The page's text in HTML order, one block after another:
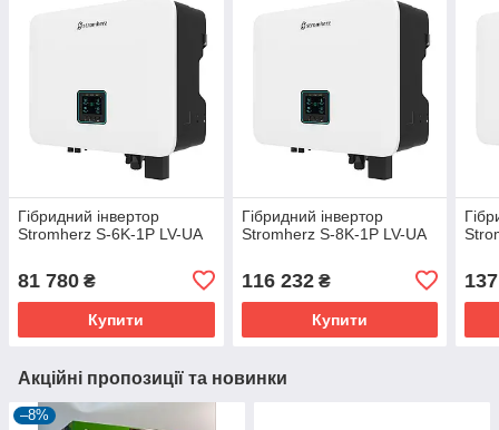
Гібридний інвертор
Stromherz S-6K-1P LV-UA
81 780 ₴
Купити
Гібридний інвертор
Stromherz S-8K-1P LV-UA
116 232₴
Купити
Акційні пропозиції та новинки
–8%